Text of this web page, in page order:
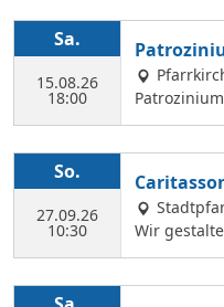
Sa.
15.08.26
18:00
hrt in Bittenbrunn Um
Gestaltung
eckere
So.
27.09.26
10:30
Wir
ritasstation